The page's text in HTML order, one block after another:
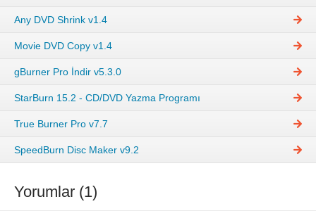
Any DVD Shrink v1.4
Movie DVD Copy v1.4
gBurner Pro İndir v5.3.0
StarBurn 15.2 - CD/DVD Yazma Programı
True Burner Pro v7.7
SpeedBurn Disc Maker v9.2
Yorumlar (1)